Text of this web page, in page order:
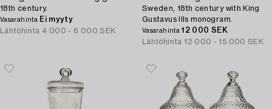
18th century.
Vasarahinta Ei myyty
Lähtöhinta 4 000 - 6 000 SEK
Sweden, 18th century with King
Gustavus IIIs monogram.
Vasarahinta12 000 SEK
Lähtöhinta 12 000 - 15 000 SEK